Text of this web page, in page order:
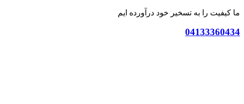
ما کیفیت را به تسخیر خود درآورده ایم
04133360434